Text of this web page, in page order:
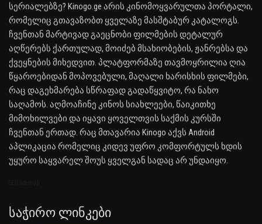
სერიალებზე? Kinogo.ge არის კინომოყვარულთა პორტალი,
რომელიც გთავაზობთ ყველაზე მასშტაბურ კატალოგს.
ჩვენთან მარტივად გაეცნობი ფილმების დეტალურ
აღწერებს ქართულად, მოიძებ მსახიობების, ჟანრებსა და
ქვეყნების მიხედვით. პლატფორმაზე თავმოყრილია ღია
წყაროებიდან მოპოვებული, მაღალი ხარისხის ფილმები,
რაც დაგეხმარება სწრაფად გადაწყვიტო, რა ნახო
საღამოს. აღმოაჩინე კინოს სიახლეები, წაიკითხე
მიმოხილვები და იყავი ყოველთვის საქმის კურსში
ჩვენთან ერთად. რაც მთავარია Kinogo აქვს Android
აპლიკაცია რომელიც კიდევ უფრო კომფორტულს ხდის
უყურო საყვარელ შოუს ყველგან სადაც არ უნდაიყო.
Საჭირო Ლინკები